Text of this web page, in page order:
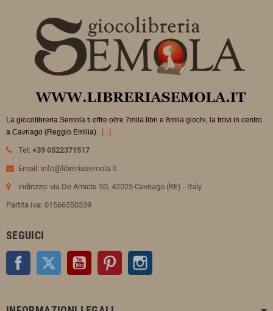
La giocolibreria Semola ti offre oltre 7mila libri e 8mila giochi, la trovi in centro
a Cavriago (Reggio Emilia). . [...]
Tel: +39 0522371517
Email: info@libreriasemola.it
indirizzo: via De Amicis 5D, 42025 Cavriago (RE) - Italy
Partita Iva: 01566550339
SEGUICI
Facebook Twitter YouTube Pinterest